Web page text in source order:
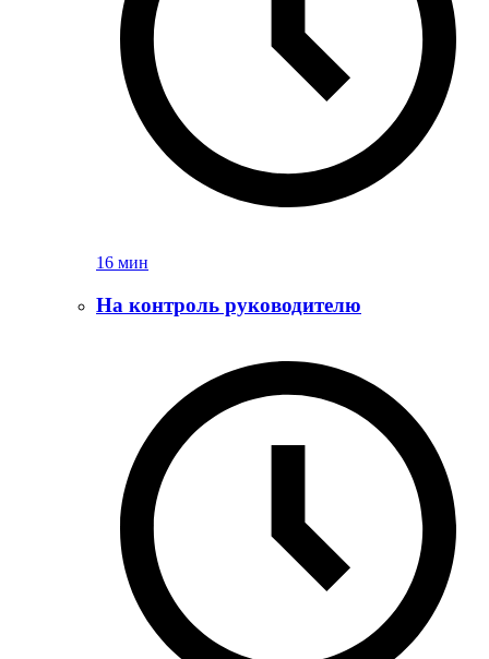
16 мин
На контроль руководителю